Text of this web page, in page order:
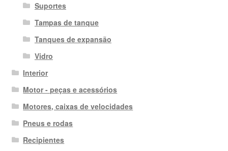
Suportes
Tampas de tanque
Tanques de expansão
Vidro
Interior
Motor - peças e acessórios
Motores, caixas de velocidades
Pneus e rodas
Recipientes